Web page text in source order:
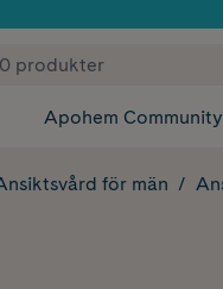
✓ Fri frakt
Apohem Community
för män